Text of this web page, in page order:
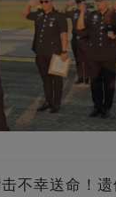
不幸送命！